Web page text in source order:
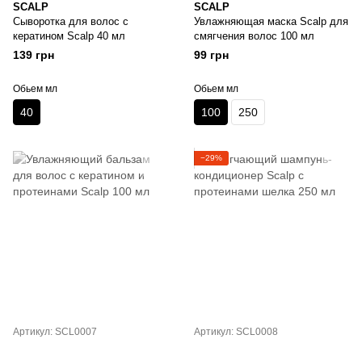
SCALP
Сыворотка для волос с
кератином Scalp 40 мл
139 грн
Обьем мл
40
SCALP
Увлажняющая маска Scalp для
смягчения волос 100 мл
99 грн
Обьем мл
100 250
Артикул: SCL0007
−29%
Артикул: SCL0008